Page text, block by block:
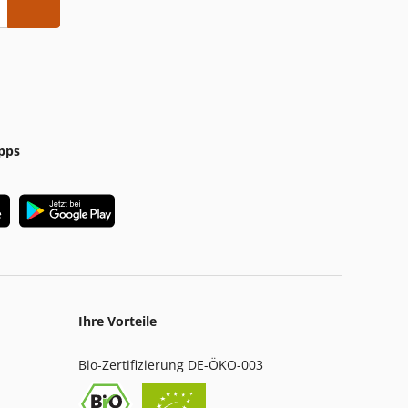
Ihre Vorteile
Bio-Zertifizierung DE-ÖKO-003